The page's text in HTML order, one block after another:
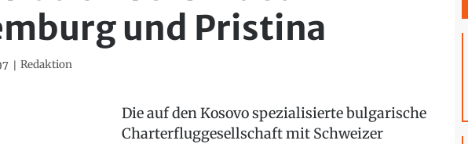
und Pristina
Redaktion
Die auf den Kosovo spezialisierte bulgarische
Charterfluggesellschaft mit Schweizer